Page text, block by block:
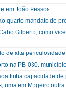
em João Pessoa
quarto mandato de
Gilberto, como
de alta periculosidade
na PB-030,
tinha capacidade
uma em Mogeiro outra